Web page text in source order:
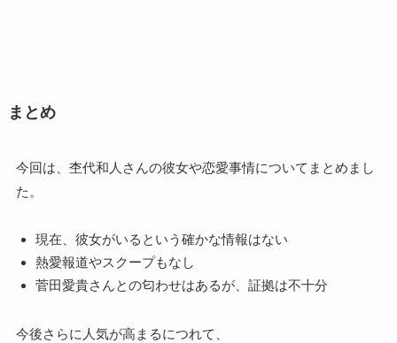
まとめ
今回は、杢代和人さんの彼女や恋愛事情についてまとめまし
た。
現在、彼女がいるという確かな情報はない
熱愛報道やスクープもなし
菅田愛貴さんとの匂わせはあるが、証拠は不十分
今後さらに人気が高まるにつれて、